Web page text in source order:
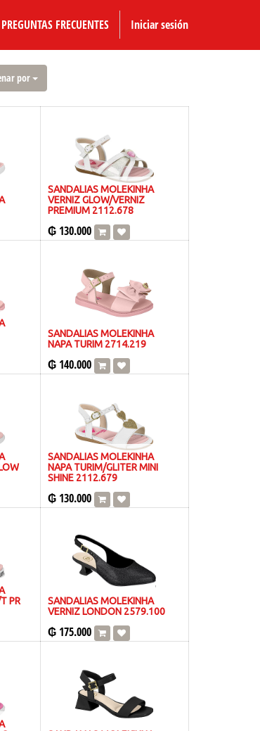
PREGUNTAS FRECUENTES Iniciar sesión
por
SANDALIAS MOLEKINHA
VERNIZ GLOW/VERNIZ
PREMIUM 2112.678
₲ 130.000
SANDALIAS MOLEKINHA
NAPA TURIM 2714.219
₲ 140.000
SANDALIAS MOLEKINHA
NAPA TURIM/GLITER MINI
SHINE 2112.679
₲ 130.000
PR
SANDALIAS MOLEKINHA
VERNIZ LONDON 2579.100
₲ 175.000